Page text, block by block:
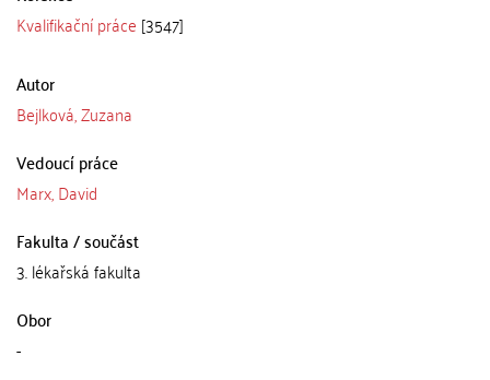
Kvalifikační práce [3547]
Autor
Bejlková, Zuzana
Vedoucí práce
Marx, David
Fakulta / součást
3. lékařská fakulta
Obor
-